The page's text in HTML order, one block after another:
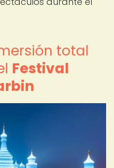
total
Festival